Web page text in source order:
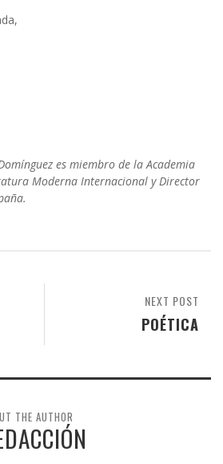
es miembro de la Academia
Moderna Internacional y Director
NEXT POST
POÉTICA
THE AUTHOR